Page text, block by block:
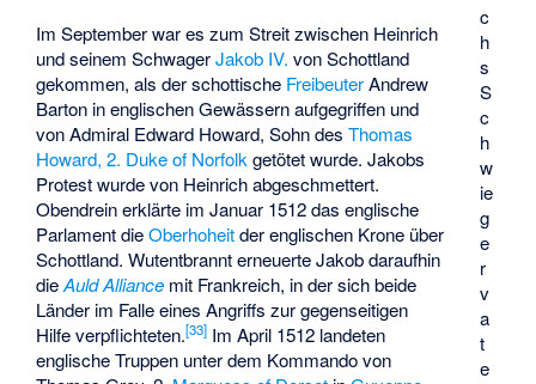
c
h
s
S
c
h
w
ie
g
e
r
v
a
t
e
Im September war es zum Streit zwischen Heinrich
und seinem SchwagerJakob IV. von Schottland
gekommen, als der schottische FreibeuterAndrew
Barton in englischen Gewässern aufgegriffen und
von Admiral Edward Howard, Sohn desThomas
Howard, 2. Duke of Norfolk getötet wurde. Jakobs
Protest wurde von Heinrich abgeschmettert.
Obendrein erklärte im Januar 1512 das englische
Parlament dieOberhoheitder englischen Krone über
Schottland. Wutentbrannt erneuerte Jakob daraufhin
dieAuld Alliance mit Frankreich, in der sich beide
Länder im Falle eines Angriffs zur gegenseitigen
Hilfe verpflichteten.[33] Im April 1512 landeten
englische Truppen unter dem Kommando von